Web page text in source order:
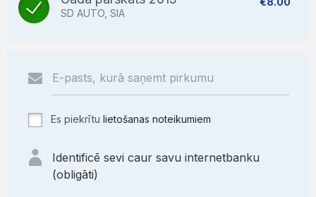
SD AUTO, SIA
Es piekrītu lietošanas noteikumiem
Identificē sevi caur savu internetbanku
(obligāti)